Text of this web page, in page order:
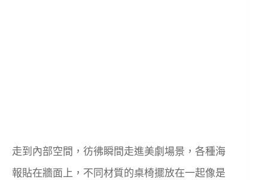
走到內部空間，彷彿瞬間走進美劇場景，各種海
報貼在牆面上，不同材質的桌椅擺放在一起像是